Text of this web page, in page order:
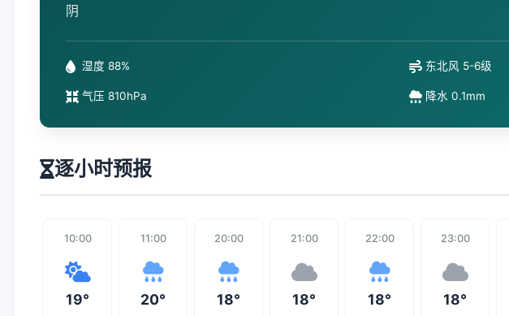
阴
湿度 88% 东北风 5-6级
气压 810hPa 降水 0.1mm
逐小时预报
10:00
19°
11:00
20°
20:00
18°
21:00
18°
22:00
18°
23:00
18°